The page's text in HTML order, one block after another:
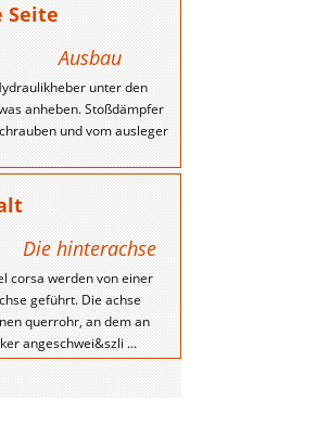
Seite
Ausbau
unter den
anheben. Stoßdämpfer
und vom ausleger
Die hinterachse
corsa werden von einer
geführt. Die achse
querrohr, an dem an
angeschwei&szli ...